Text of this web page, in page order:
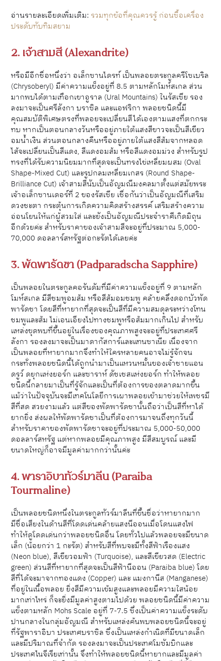
อ่านรายละเอียดเพิ่มเติม: รวมทุกข้อที่คุณควรรู้ ก่อนซื้อเครื่อง
ประดับทับทิมสยาม
2. เจ้าสามสี (Alexandrite)
หรือมีอีกชื่อหนึ่งว่า อเล็กซานไดรท์ เป็นพลอยตระกูลครีโซเบริล
(Chrysoberyl) มีค่าความแข็งอยู่ที่ 8.5 ตามหลักโมห์สเกล ส่วน
มากพบได้ตามเทือกเขาอูราล (Ural Mountains) ในรัสเซีย รอง
ลงมาจะเป็นศรีลังกา บราซิล และแอฟริกา พลอยชนิดนี้มี
คุณสมบัติพิเศษตรงที่พลอยจะเปลี่ยนสีได้เองตามแสงที่ตกกระ
ทบ หากเป็นตอนกลางวันหรืออยู่ภายใต้แสงสีขาวจะเป็นสีเขียว
อมน้ำเงิน ส่วนตอนกลางคืนหรืออยู่ภายใต้แสงสีส้มจากหลอด
ไส้จะเปลี่ยนเป็นสีแดง, สีแดงอมส้ม หรือสีแดงอมม่วง สำหรับรูป
ทรงที่ได้รับความนิยมมากที่สุดจะเป็นทรงไข่เหลี่ยมผสม (Oval
Shape-Mixed Cut) และรูปกลมเหลี่ยมเกสร (Round Shape-
Brilliance Cut) เจ้าสามสีนับเป็นอัญมณีมงคลมาตั้งแต่สมัยพระ
เจ้าอเล็กซานเดอร์ที่ 2 ของรัสเซีย เชื่อกันว่าเป็นอัญมณีที่เสริม
ดวงชะตา กระตุ้นการเกิดความคิดสร้างสรรค์ เสริมสร้างความ
อ่อนโยนให้แก่ผู้สวมใส่ และยังเป็นอัญมณีประจำราศีเกิดมิถุน
อีกด้วยค่ะ สำหรับราคาของเจ้าสามสีจะอยู่ที่ประมาณ 5,000-
70,000 ดอลลาร์สหรัฐต่อกะรัตได้เลยค่ะ
3. พัดพารัดชา (Padparadscha Sapphire)
เป็นพลอยในตระกูลคอรันดัมที่มีค่าความแข็งอยู่ที่ 9 ตามหลัก
โมห์สเกล มีสีชมพูอมส้ม หรือสีส้มอมชมพู คล้ายคลึงดอกบัวพัด
พารัดชา โดยสีที่หายากที่สุดจะเป็นสีที่มีความสมดุลระหว่างโทน
ชมพูและส้ม ไม่เอนเอียงไปทางชมพูหรือส้มมากเกินไป สำหรับ
แหล่งขุดพบที่ขึ้นอยู่ในเรื่องของคุณภาพสูงจะอยู่ที่ประเทศศรี
ลังกา รองลงมาจะเป็นมาดากัสการ์และแทนซาเนีย เนื่องจาก
เป็นพลอยที่หายากมากจึงทำให้ใครหลายคนอาจไม่รู้จักจน
กระทั่งพลอยชนิดนี้ได้ถูกนำมาเป็นแหวนหมั้นของเจ้าชายแอน
ดรูว์ ดยุกแห่งยอร์ก และซาราห์ ดัชเชสแห่งยอร์ก ทำให้พลอย
ชนิดนี้กลายมาเป็นที่รู้จักและเป็นที่ต้องการของตลาดมากขึ้น
แม้ว่าในปัจจุบันจะมีเทคโนโลยีการเผาพลอยเข้ามาช่วยให้เพชรมี
สีที่สด สวยงามแล้ว แต่สีของพัดพารัดชานั้นถือว่าเป็นสีที่หาได้
ยากยิ่ง ส่งผลให้พัดพารัดชาเป็นที่ต้องการมาจนถึงทุกวันนี้
สำหรับราคาของพัดพารัดชาจะอยู่ที่ประมาณ 5,000-50,000
ดอลลาร์สหรัฐ แต่หากพลอยมีคุณภาพสูง มีสีสมบูรณ์ และมี
ขนาดใหญ่ก็อาจมีมูลค่ามากกว่านั้นค่ะ
4. พาราอิบาทัวร์มาลีน (Paraiba
Tourmaline)
เป็นพลอยชนิดหนึ่งในตระกูลทัวร์มาลีนที่ขึ้นชื่อว่าหายากมาก
มีชื่อเสียงในด้านสีที่โดดเด่นคล้ายแสงนีออนเมื่อโดนแสงไฟ
ทำให้ดูโดดเด่นกว่าพลอยชนิดอื่น โดยทั่วไปแล้วพลอยจะมีขนาด
เล็ก (น้อยกว่า 1 กะรัต) สำหรับสีที่พบจะมีทั้งสีฟ้าเรืองแสง
(Neon blue), สีเขียวอมฟ้า (Turquoise), และสีเขียวสด (Electric
green) ส่วนสีที่หายากที่สุดจะเป็นสีฟ้านีออน (Paraiba blue) โดย
สีที่ได้จะมาจากทองแดง (Copper) และ แมงกานีส (Manganese)
ที่อยู่ในเนื้อพลอย ยิ่งสีมีความเข้มสูงและพลอยมีความใสน้อย
มากเท่าไหร่ ก็จะยิ่งมีมูลค่าสูงตามไปด้วย พลอยชนิดนี้มีค่าความ
แข็งตามหลัก Mohs Scale อยู่ที่ 7-7.5 ซึ่งเป็นค่าความแข็งระดับ
ปานกลางในกลุ่มอัญมณี สำหรับแหล่งค้นพบพลอยชนิดนี้จะอยู่
ที่รัฐพาราอิบา ประเทศบราซิล ซึ่งเป็นแหล่งกำเนิดที่มีขนาดเล็ก
และมีปริมาณที่จำกัด รองลงมาจะเป็นประเทศโมซัมบิกและ
ประเทศไนจีเรียเท่านั้น จึงทำให้พลอยชนิดนี้หายากและมีมูลค่า